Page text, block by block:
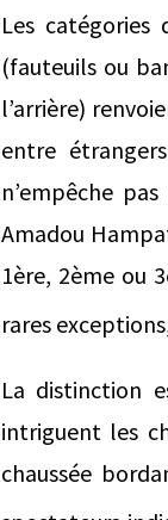
Les
(fauteuils ou
l’arrière)
entre
n’empêche
Amadou
1ère, 2ème ou
rares
La distinction
intriguent les
chaussée